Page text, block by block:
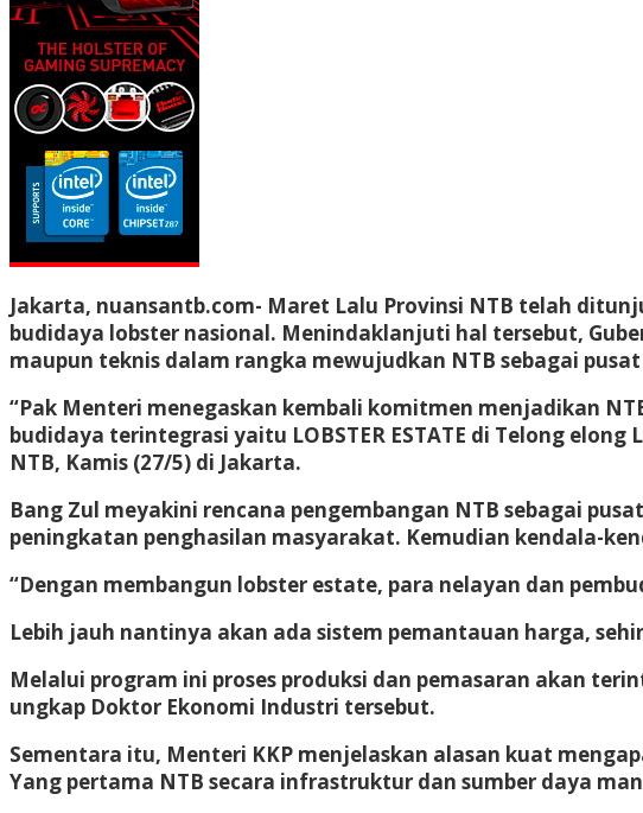
Jakarta, nuansantb.com- Maret Lalu Provinsi NTB telah
budidaya lobster nasional. Menindaklanjuti hal tersebut,
maupun teknis dalam rangka mewujudkan NTB sebagai
“Pak Menteri menegaskan kembali komitmen menjadikan
budidaya terintegrasi yaitu LOBSTER ESTATE di Telong elong
NTB, Kamis (27/5) di Jakarta.
Bang Zul meyakini rencana pengembangan NTB sebagai
peningkatan penghasilan masyarakat. Kemudian kendala-
“Dengan membangun lobster estate, para nelayan dan
Lebih jauh nantinya akan ada sistem pemantauan harga,
Melalui program ini proses produksi dan pemasaran akan
ungkap Doktor Ekonomi Industri tersebut.
Sementara itu, Menteri KKP menjelaskan alasan kuat
Yang pertama NTB secara infrastruktur dan sumber daya